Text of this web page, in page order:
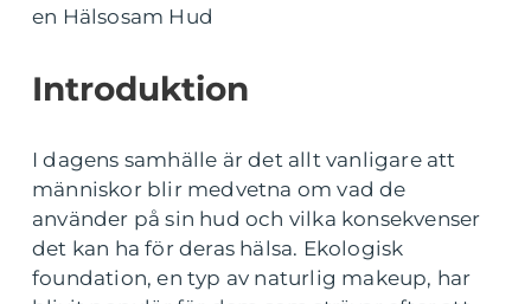
en Hälsosam Hud
Introduktion
I dagens samhälle är det allt vanligare att
människor blir medvetna om vad de
använder på sin hud och vilka konsekvenser
det kan ha för deras hälsa. Ekologisk
foundation, en typ av naturlig makeup, har